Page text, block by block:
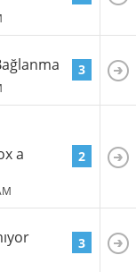
3
a
2
3